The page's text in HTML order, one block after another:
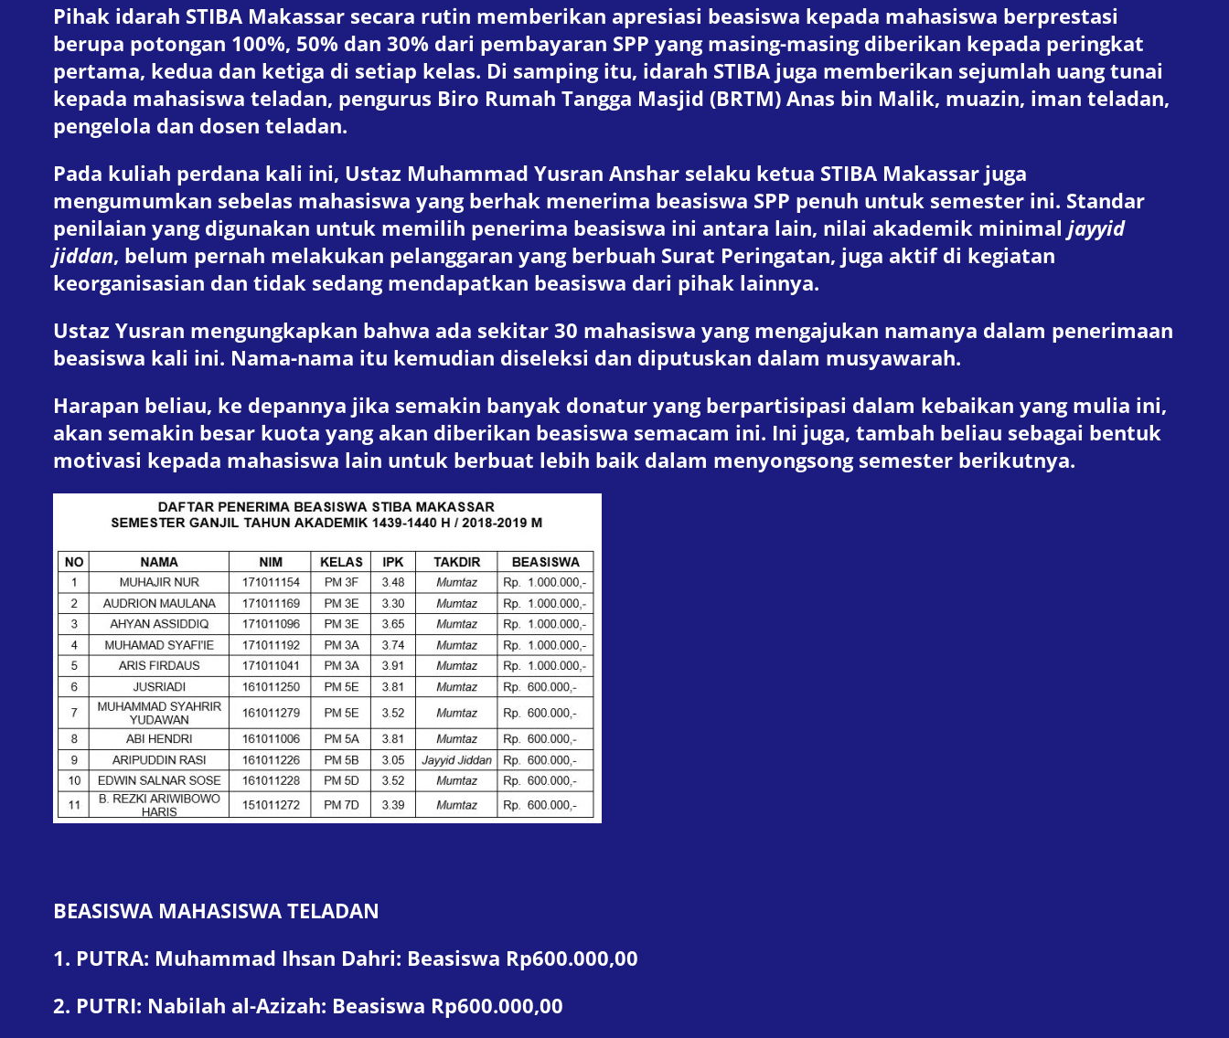
Pihak idarah STIBA Makassar secara rutin memberikan apresiasi beasiswa kepada mahasiswa berprestasi
berupa potongan 100%, 50% dan 30% dari pembayaran SPP yang masing-masing diberikan kepada peringkat
pertama, kedua dan ketiga di setiap kelas. Di samping itu, idarah STIBA juga memberikan sejumlah uang tunai
kepada mahasiswa teladan, pengurus Biro Rumah Tangga Masjid (BRTM) Anas bin Malik, muazin, iman teladan,
pengelola dan dosen teladan.
Pada kuliah perdana kali ini, Ustaz Muhammad Yusran Anshar selaku ketua STIBA Makassar juga
mengumumkan sebelas mahasiswa yang berhak menerima beasiswa SPP penuh untuk semester ini. Standar
penilaian yang digunakan untuk memilih penerima beasiswa ini antara lain, nilai akademik minimal jayyid
jiddan, belum pernah melakukan pelanggaran yang berbuah Surat Peringatan, juga aktif di kegiatan
keorganisasian dan tidak sedang mendapatkan beasiswa dari pihak lainnya.
Ustaz Yusran mengungkapkan bahwa ada sekitar 30 mahasiswa yang mengajukan namanya dalam penerimaan
beasiswa kali ini. Nama-nama itu kemudian diseleksi dan diputuskan dalam musyawarah.
Harapan beliau, ke depannya jika semakin banyak donatur yang berpartisipasi dalam kebaikan yang mulia ini,
akan semakin besar kuota yang akan diberikan beasiswa semacam ini. Ini juga, tambah beliau sebagai bentuk
motivasi kepada mahasiswa lain untuk berbuat lebih baik dalam menyongsong semester berikutnya.
BEASISWA MAHASISWA TELADAN
1. PUTRA: Muhammad Ihsan Dahri: Beasiswa Rp600.000,00
2. PUTRI: Nabilah al-Azizah: Beasiswa Rp600.000,00